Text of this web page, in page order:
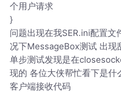
个用户请求
}
问题出现在我SER.ini配置文
况下MessageBox测试 出现
单步测试发现是在
现的 各位大侠帮忙看下是什
客户端接收代码